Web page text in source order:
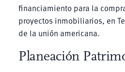
financiamiento para la
proyectos inmobiliarios, en
de la unión americana.
Planeación